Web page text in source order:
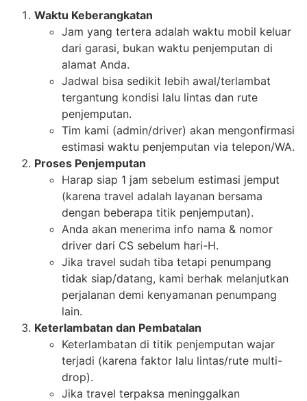
Waktu Keberangkatan
Jam yang tertera adalah waktu mobil keluar
dari garasi, bukan waktu penjemputan di
alamat Anda.
Jadwal bisa sedikit lebih awal/terlambat
tergantung kondisi lalu lintas dan rute
penjemputan.
Tim kami (admin/driver) akan mengonfirmasi
estimasi waktu penjemputan via telepon/WA.
Proses Penjemputan
Harap siap 1 jam sebelum estimasi jemput
(karena travel adalah layanan bersama
dengan beberapa titik penjemputan).
Anda akan menerima info nama & nomor
driver dari CS sebelum hari-H.
Jika travel sudah tiba tetapi penumpang
tidak siap/datang, kami berhak melanjutkan
perjalanan demi kenyamanan penumpang
lain.
Keterlambatan dan Pembatalan
Keterlambatan di titik penjemputan wajar
terjadi (karena faktor lalu lintas/rute multi-
drop).
Jika travel terpaksa meninggalkan